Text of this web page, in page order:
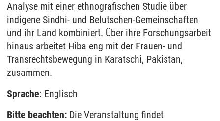
Analyse mit einer ethnografischen Studie über
indigene Sindhi- und Belutschen-Gemeinschaften
und ihr Land kombiniert. Über ihre Forschungsarbeit
hinaus arbeitet Hiba eng mit der Frauen- und
Transrechtsbewegung in Karatschi, Pakistan,
zusammen.
Sprache: Englisch
Bitte beachten: Die Veranstaltung findet